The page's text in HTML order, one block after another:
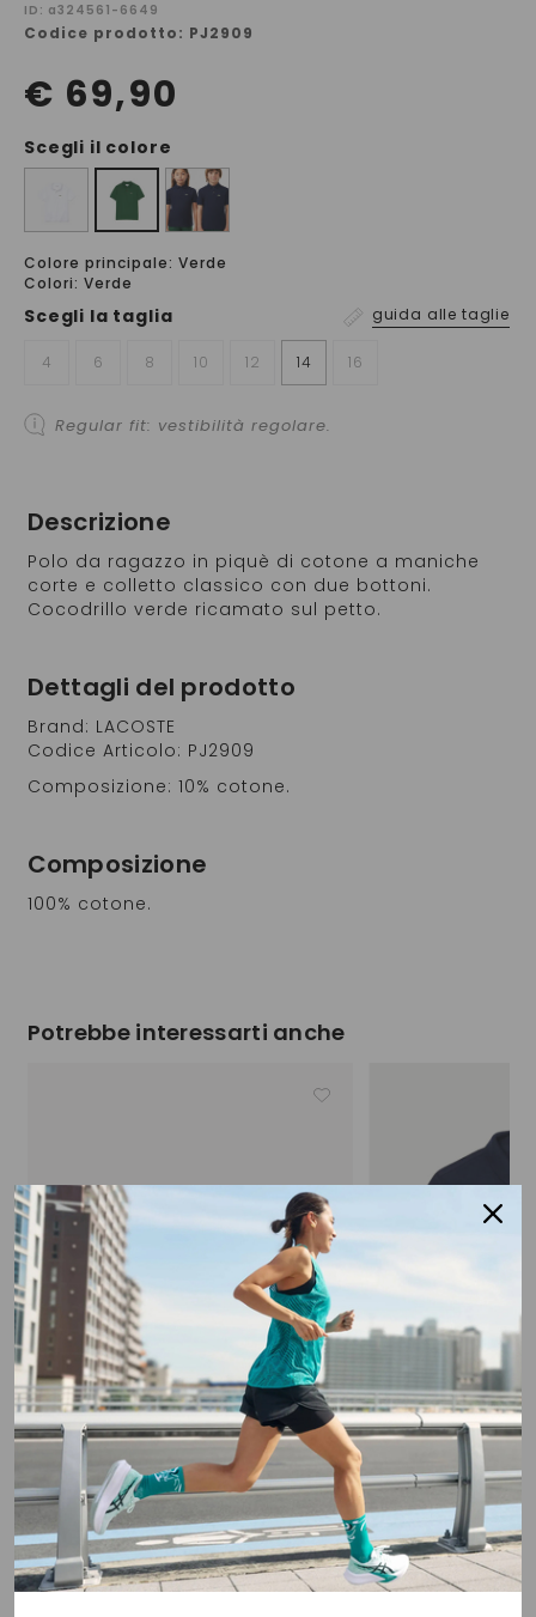
ID: a324561-6649
Codice prodotto: PJ2909
€ 69,90
Scegli il colore
Colore principale: Verde
Colori: Verde
Scegli la taglia guida alle taglie
4 6 8 10 12 14 16
Regular fit: vestibilità regolare.
Descrizione
Polo da ragazzo in piquè di cotone a maniche
corte e colletto classico con due bottoni.
Cocodrillo verde ricamato sul petto.
Dettagli del prodotto
Brand: LACOSTE
Codice Articolo: PJ2909
Composizione: 10% cotone.
Composizione
100% cotone.
Potrebbe interessarti anche
LACOSTE JR
T-Shirt Micro Logo Ragazzo
€ 39,90
LACOSTE JR
Polo Piquet
€ 69,90